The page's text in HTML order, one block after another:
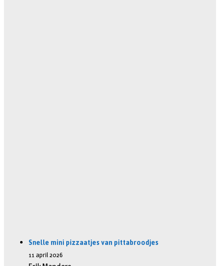
Snelle mini pizzaatjes van pittabroodjes
11 april 2026